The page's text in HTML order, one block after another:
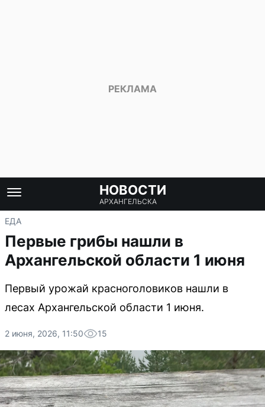
НОВОСТИ
АРХАНГЕЛЬСКА
ЕДА
Первые грибы нашли в
Архангельской области 1 июня
Первый урожай красноголовиков нашли в
лесах Архангельской области 1 июня.
2 июня, 2026, 11:50 15